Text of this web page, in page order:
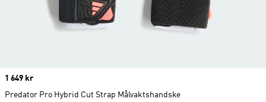
Price
1 649 kr
Predator Pro Hybrid Cut Strap Målvaktshandske